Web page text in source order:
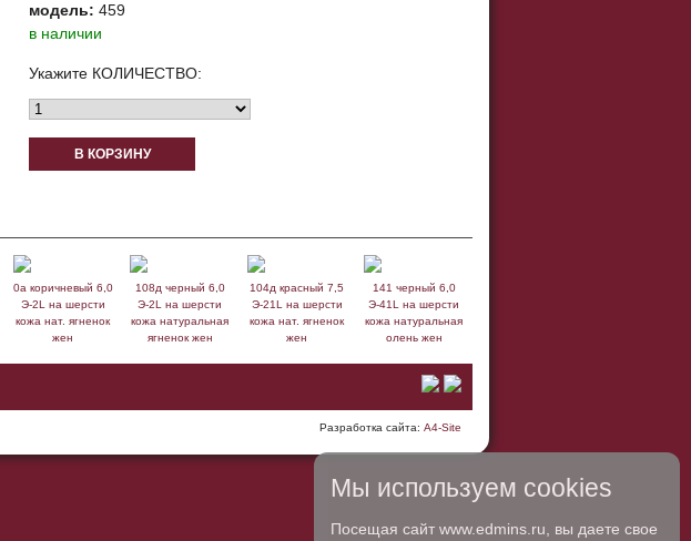
модель: 459
в наличии
Укажите КОЛИЧЕСТВО:
В КОРЗИНУ
0а коричневый 6,0
Э-2L на шерсти
кожа нат. ягненок
жен
108д черный 6,0
Э-2L на шерсти
кожа натуральная
ягненок жен
104д красный 7,5
Э-21L на шерсти
кожа нат. ягненок
жен
141 черный 6,0
Э-41L на шерсти
кожа натуральная
олень жен
Разработка сайта: A4-Site
Мы используем cookies
Посещая сайт www.edmins.ru, вы даете свое